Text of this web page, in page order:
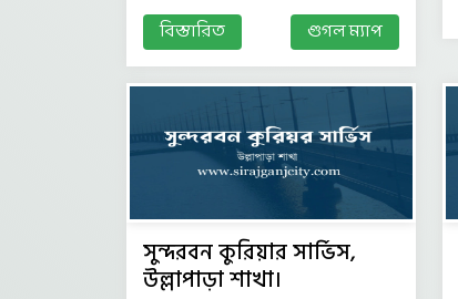
বিস্তারিত গুগল ম্যাপ
সুন্দরবন কুরিয়ার সার্ভিস,
উল্লাপাড়া শাখা।